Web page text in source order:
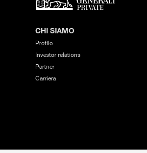
CHI SIAMO
Profilo
Investor relations
Partner
Carriera